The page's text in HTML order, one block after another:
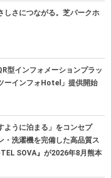
しさにつながる。芝パークホ
型インフォメーションプラッ
ーインフォHotel」提供開始
ように泊まる」をコンセプ
・洗濯機を完備した高品質ス
SOVA』が2026年8月熊本